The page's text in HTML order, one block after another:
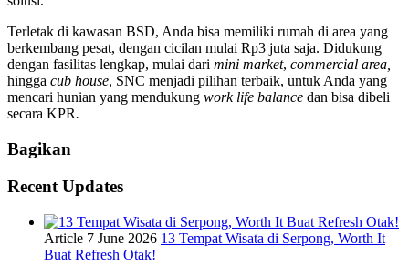
Terletak di kawasan BSD, Anda bisa memiliki rumah di area yang
berkembang pesat, dengan cicilan mulai Rp3 juta saja. Didukung
dengan fasilitas lengkap, mulai dari mini market, commercial area,
hingga cub house, SNC menjadi pilihan terbaik, untuk Anda yang
mencari hunian yang mendukung work life balance dan bisa dibeli
secara KPR.
Bagikan
Recent Updates
Article 7 June 2026 13 Tempat Wisata di Serpong, Worth It
Buat Refresh Otak!